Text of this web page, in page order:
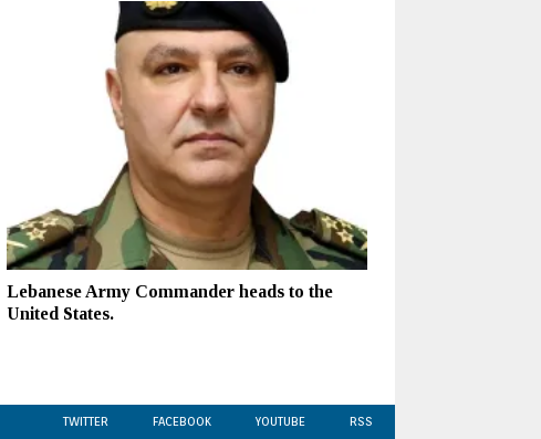
Lebanese Army Commander heads to the
United States.
TWITTER FACEBOOK YOUTUBE RSS